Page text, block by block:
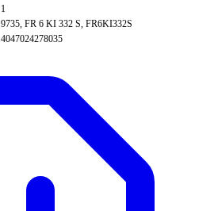
1
9735, FR 6 KI 332 S, FR6KI332S
4047024278035